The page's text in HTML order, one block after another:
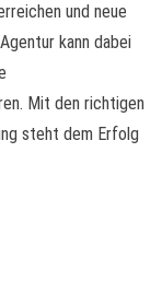
und neue
kann dabei
Mit den richtigen
steht dem Erfolg